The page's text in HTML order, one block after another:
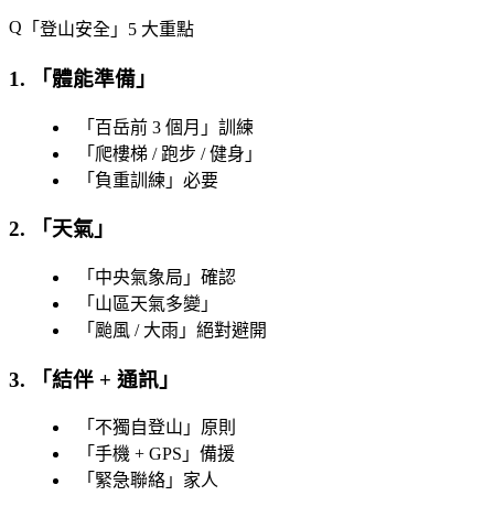
「 登山安全 」5 大重點
1. 「體能準備 」
「 百岳前 3 個月 」訓練
「 爬樓梯 / 跑步 / 健身 」
「 負重訓練 」必要
2. 「 天氣 」
「 中央氣象局 」確認
「 山區天氣多變 」
「 颱風 / 大雨 」絕對避開
3. 「結伴 + 通訊 」
「 不獨自登山 」原則
「 手機 + GPS 」備援
「 緊急聯絡 」家人